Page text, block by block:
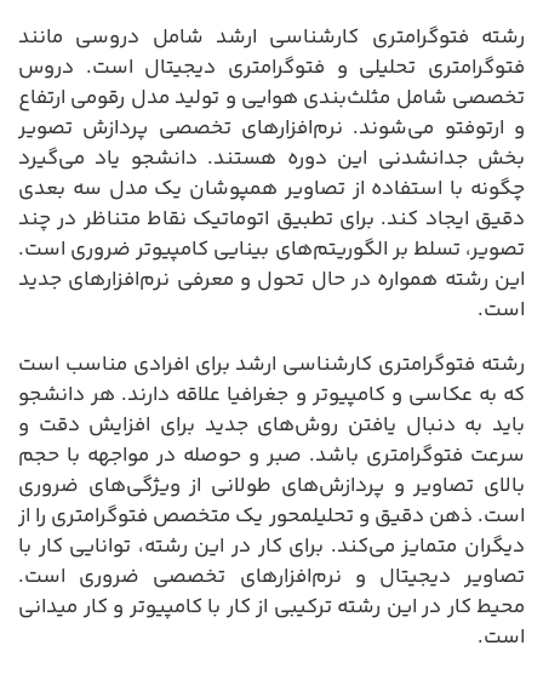
رشته فتوگرامتری کارشناسی ارشد شامل دروسی مانند
فتوگرامتری تحلیلی و فتوگرامتری دیجیتال است. دروس
تخصصی شامل مثلث‌بندی هوایی و تولید مدل رقومی ارتفاع
و ارتوفتو می‌شوند. نرم‌افزارهای تخصصی پردازش تصویر
بخش جدانشدنی این دوره هستند. دانشجو یاد می‌گیرد
چگونه با استفاده از تصاویر همپوشان یک مدل سه بعدی
دقیق ایجاد کند. برای تطبیق اتوماتیک نقاط متناظر در چند
تصویر، تسلط بر الگوریتم‌های بینایی کامپیوتر ضروری است.
این رشته همواره در حال تحول و معرفی نرم‌افزارهای جدید
است.
رشته فتوگرامتری کارشناسی ارشد برای افرادی مناسب است
که به عکاسی و کامپیوتر و جغرافیا علاقه دارند. هر دانشجو
باید به دنبال یافتن روش‌های جدید برای افزایش دقت و
سرعت فتوگرامتری باشد. صبر و حوصله در مواجهه با حجم
بالای تصاویر و پردازش‌های طولانی از ویژگی‌های ضروری
است. ذهن دقیق و تحلیلمحور یک متخصص فتوگرامتری را از
دیگران متمایز می‌کند. برای کار در این رشته، توانایی کار با
تصاویر دیجیتال و نرم‌افزارهای تخصصی ضروری است.
محیط کار در این رشته ترکیبی از کار با کامپیوتر و کار میدانی
است.